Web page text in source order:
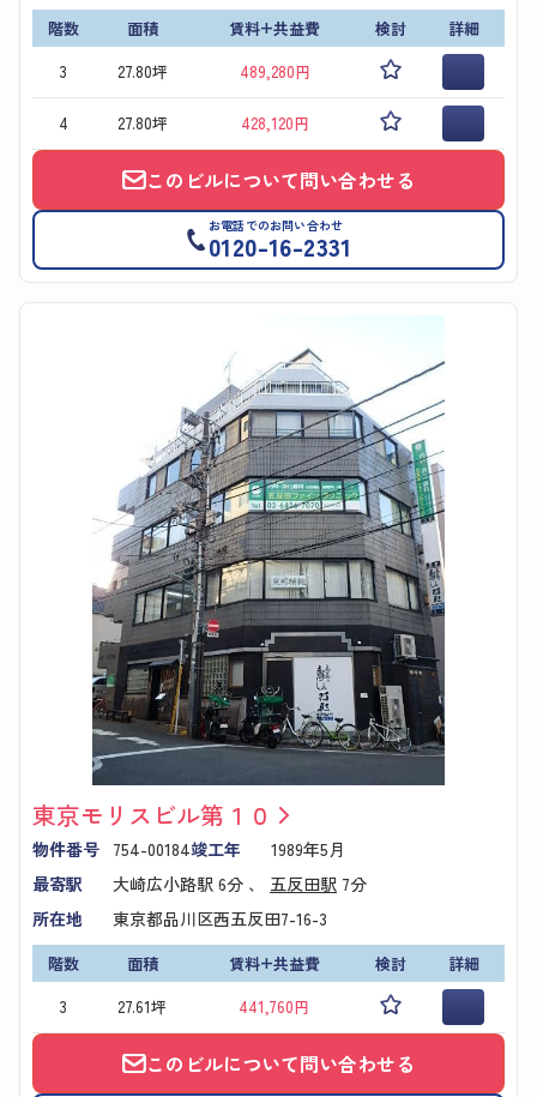
階数 面積 賃料+共益費 検討
詳細
3
27.80坪 489,280円
4 27.80坪 428,120円
このビルについて問い合わせる
お電話でのお問い合わせ
0120-16-2331
東京モリスビル第１０
物件番号 754-00184竣工年
1989年5月
最寄駅
大崎広小路駅 6分 、 五反田駅 7分
所在地
東京都品川区西五反田7-16-3
階数 面積 賃料+共益費 検討
詳細
3
27.61坪 441,760円
このビルについて問い合わせる